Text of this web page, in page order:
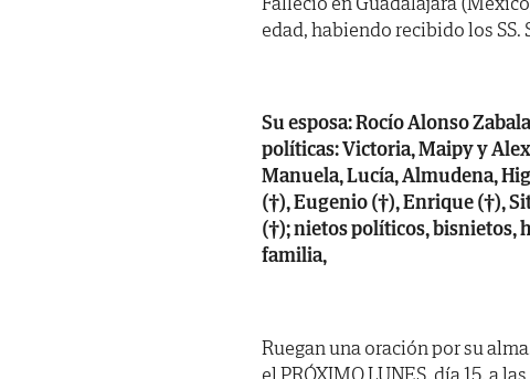
edad, habiendo recibido los SS.
Su esposa: Rocío Alonso
políticas: Victoria, Maipy y
Manuela, Lucía, Almudena,
(†), Eugenio (†), Enrique (†),
(†); nietos políticos, bisnietos,
familia,
Ruegan una oración por su
el PRÓXIMO LUNES, día 15, a